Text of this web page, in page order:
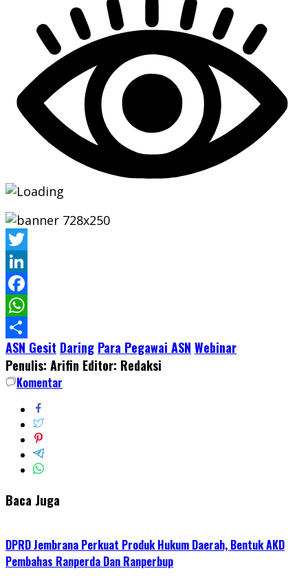
Twitter
LinkedIn
Facebook
WhatsApp
Share
ASN Gesit Daring Para Pegawai ASN Webinar
Penulis: Arifin Editor: Redaksi
Komentar
Baca Juga
DPRD Jembrana Perkuat Produk Hukum Daerah, Bentuk AKD
Pembahas Ranperda Dan Ranperbup